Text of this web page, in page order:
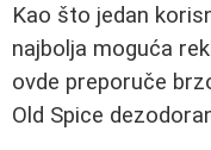
Kao što jedan
najbolja moguća
ovde preporuče
Old Spice